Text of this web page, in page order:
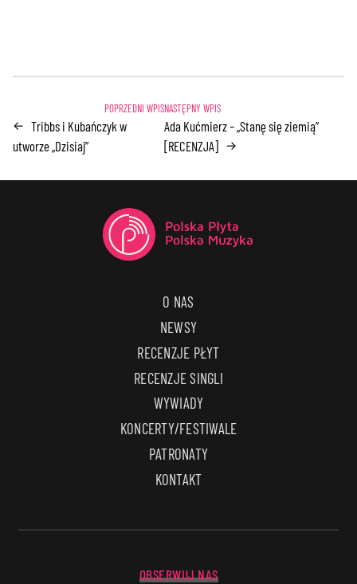
← Tribbs i Kubańczyk w
utworze „Dzisiaj”
Ada Kućmierz – „Stanę się ziemią”
[RECENZJA] →
O NAS
NEWSY
RECENZJE PŁYT
RECENZJE SINGLI
WYWIADY
KONCERTY/FESTIWALE
PATRONATY
KONTAKT
OBSERWUJ NAS